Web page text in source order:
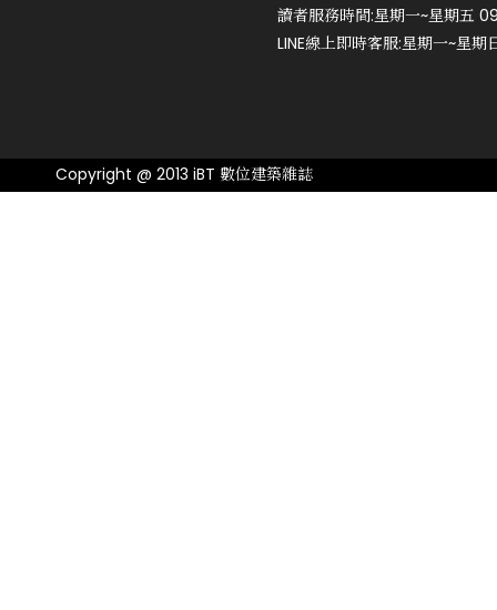
讀者服務時間:星期一~星期五
LINE線上即時客服:星期一~星
Copyright @ 2013 iBT 數位建築雜誌